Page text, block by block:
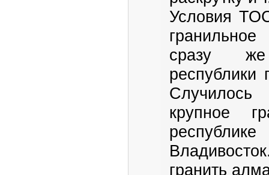
Условия
сразу же
Случилось
крупное
гранить